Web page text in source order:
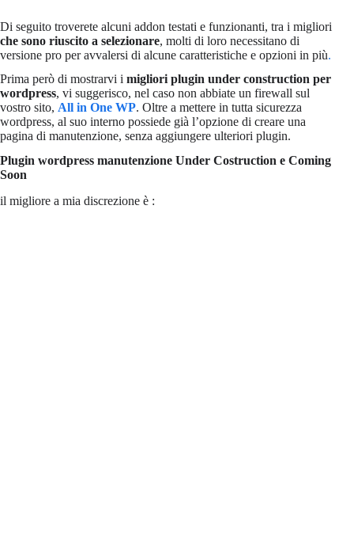
Di seguito troverete alcuni addon testati e funzionanti, tra i migliori
che sono riuscito a selezionare, molti di loro necessitano di
versione pro per avvalersi di alcune caratteristiche e opzioni in più.
Prima però di mostrarvi i migliori plugin under construction per
wordpress, vi suggerisco, nel caso non abbiate un firewall sul
vostro sito, All in One WP. Oltre a mettere in tutta sicurezza
wordpress, al suo interno possiede già l’opzione di creare una
pagina di manutenzione, senza aggiungere ulteriori plugin.
Plugin wordpress manutenzione Under Costruction e Coming
Soon
il migliore a mia discrezione è :